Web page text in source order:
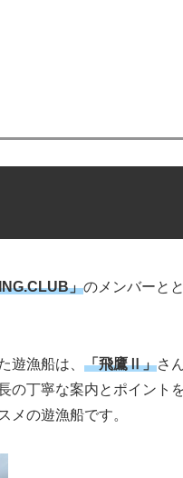
」のメンバーと
遊漁船は、 「飛鷹Ⅱ」さ
の丁寧な案内とポイント
メの遊漁船です。